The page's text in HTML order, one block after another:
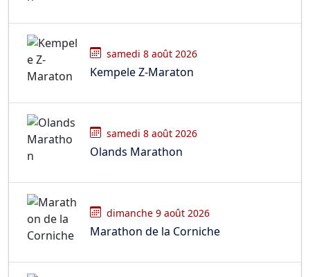
samedi 8 août 2026
Kempele Z-Maraton
samedi 8 août 2026
Olands Marathon
dimanche 9 août 2026
Marathon de la Corniche